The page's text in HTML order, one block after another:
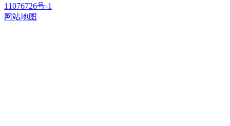
11076726号-1
网站地图